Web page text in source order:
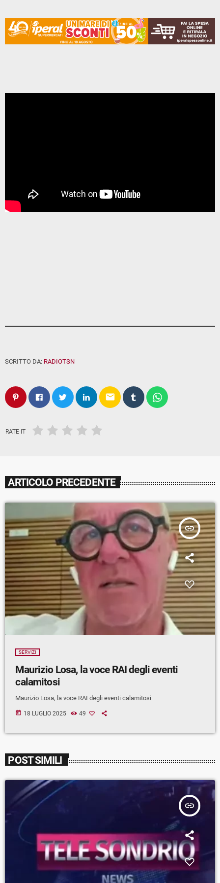
SCRITTO DA: RADIOTSN
email
RATE IT
ARTICOLO PRECEDENTE
insert_link
SERVIZI
Maurizio Losa, la voce RAI degli eventi
calamitosi
Maurizio Losa, la voce RAI degli eventi calamitosi
today 18 LUGLIO 2025 49
POST SIMILI
insert_link